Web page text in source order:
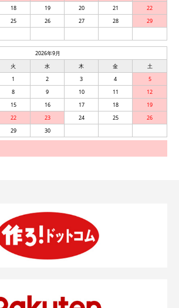
18 19 20 21
22
25 26 27 28
29
2026年9月
火 水 木 金
土
1
2 3 4
5
8 9 10 11
12
15 16 17 18
19
22 23 24 25
26
29 30